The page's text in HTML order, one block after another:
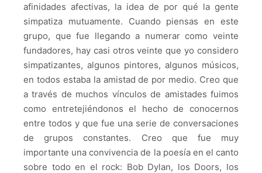
afinidades afectivas, la idea de por qué la gente
simpatiza mutuamente. Cuando piensas en este
grupo, que fue llegando a numerar como veinte
fundadores, hay casi otros veinte que yo considero
simpatizantes, algunos pintores, algunos músicos,
en todos estaba la amistad de por medio. Creo que
a través de muchos vínculos de amistades fuimos
como entretejiéndonos el hecho de conocernos
entre todos y que fue una serie de conversaciones
de grupos constantes. Creo que fue muy
importante una convivencia de la poesía en el canto
sobre todo en el rock: Bob Dylan, los Doors, los